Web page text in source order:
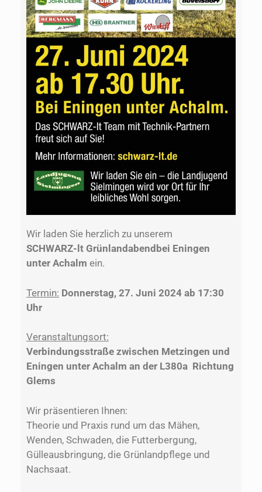
Wir laden Sie herzlich zu unserem
SCHWARZ-lt Grünlandabendbei Eningen
unter Achalm ein.
Termin: Donnerstag, 27. Juni 2024 ab 17:30
Uhr
Veranstaltungsort:
Verbindungsstraße zwischen Metzingen und
Eningen unter Achalm an der L380a Richtung
Glems
Wir präsentieren Ihnen:
Theorie und Praxis rund um das Mähen,
Wenden, Schwaden, die Futterbergung,
Gülleausbringung, die Grünlandpflege und
Nachsaat.